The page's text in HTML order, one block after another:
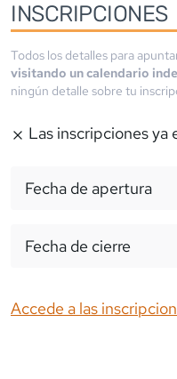
INSCRIPCIONES
Todos los detalles para
visitando un calendario
ningún detalle sobre tu
Las inscripciones ya
Fecha de apertura
Fecha de cierre
Accede a las